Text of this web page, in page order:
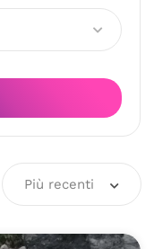
Più recenti